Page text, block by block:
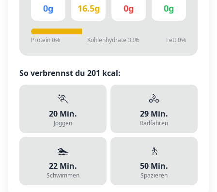
0g 16.5g 0g 0g
Protein0% Kohlenhydrate 33% Fett0%
So verbrennst du 201 kcal:
🏃
20 Min.
Joggen
🚴
29 Min.
Radfahren
🏊
22 Min.
Schwimmen
🚶
50 Min.
Spazieren